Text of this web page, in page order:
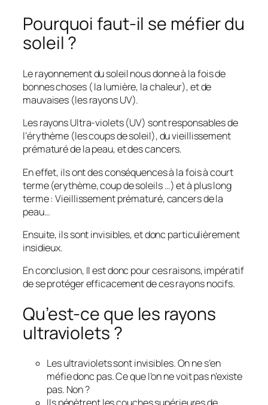
Pourquoi faut-il se méfier du
soleil ?
Le rayonnement du soleil nous donne à la fois de
bonnes choses ( la lumière, la chaleur), et de
mauvaises (les rayons UV).
Les rayons Ultra-violets (UV) sont responsables de
l’érythème (les coups de soleil), du vieillissement
prématuré de la peau, et des cancers.
En effet, ils ont des conséquences à la fois à court
terme (erythème, coup de soleils …) et à plus long
terme : Vieillissement prématuré, cancers de la
peau…
Ensuite, ils sont invisibles, et donc particulièrement
insidieux.
En conclusion, Il est donc pour ces raisons, impératif
de se protéger efficacement de ces rayons nocifs.
Qu’est-ce que les rayons
ultraviolets ?
Les ultraviolets sont invisibles. On ne s’en
méfie donc pas. Ce que l’on ne voit pas n’existe
pas. Non ?